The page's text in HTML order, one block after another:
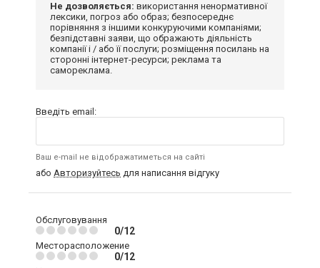
Не дозволяється: використання ненормативної
лексики, погроз або образ; безпосереднє
порівняння з іншими конкуруючими компаніями;
безпідставні заяви, що ображають діяльність
компанії і / або її послуги; розміщення посилань на
сторонні інтернет-ресурси; реклама та
самореклама.
Введіть email:
Ваш e-mail не відображатиметься на сайті
або Авторизуйтесь для написання відгуку
Обслуговування
0/12
Месторасположение
0/12